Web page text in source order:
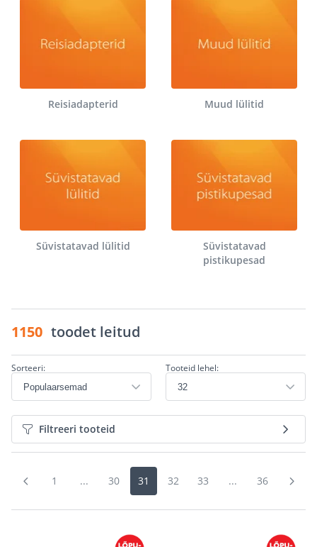
Reisiadapterid Muud lülitid
Süvistatavad lülitid
Süvistatavad
pistikupesad
1150 toodet leitud
Sorteeri: Tooteid lehel:
Filtreeri tooteid
1 ... 30 31 32 33 ... 36